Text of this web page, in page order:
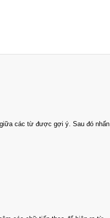
các từ được gợi ý. Sau đó nhấn